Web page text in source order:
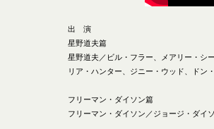
出 演
星野道夫篇
星野道夫／ビル・フラー、メアリー・シ
リア・ハンター、ジニー・ウッド、ドン
フリーマン・ダイソン篇
フリーマン・ダイソン／ジョージ・ダイ